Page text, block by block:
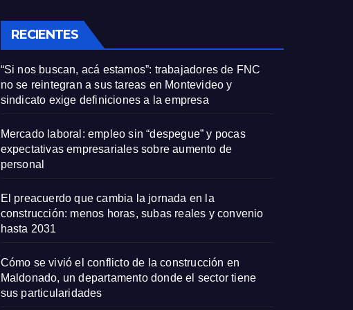
RECIENTES
“Si nos buscan, acá estamos”: trabajadores de FNC
no se reintegran a sus tareas en Montevideo y
sindicato exige definiciones a la empresa
Mercado laboral: empleo sin “despegue” y pocas
expectativas empresariales sobre aumento de
personal
El preacuerdo que cambia la jornada en la
construcción: menos horas, subas reales y convenio
hasta 2031
Cómo se vivió el conflicto de la construcción en
Maldonado, un departamento donde el sector tiene
sus particularidades